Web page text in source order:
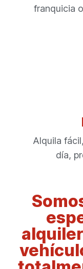
franquicia
Alquila
día,